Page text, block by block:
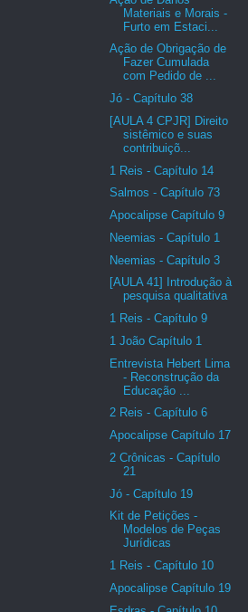
Materiais e Morais -
Furto em Estaci...
Ação de Obrigação de
Fazer Cumulada
com Pedido de ...
Jó - Capítulo 38
[AULA 4 CPJR] Direito
sistêmico e suas
contribuiçõ...
1 Reis - Capítulo 14
Salmos - Capítulo 73
Apocalipse Capítulo 9
Neemias - Capítulo 1
Neemias - Capítulo 3
[AULA 41] Introdução à
pesquisa qualitativa
1 Reis - Capítulo 9
1 João Capítulo 1
Entrevista Hebert Lima
- Reconstrução da
Educação ...
2 Reis - Capítulo 6
Apocalipse Capítulo 17
2 Crônicas - Capítulo
21
Jó - Capítulo 19
Kit de Petições -
Modelos de Peças
Jurídicas
1 Reis - Capítulo 10
Apocalipse Capítulo 19